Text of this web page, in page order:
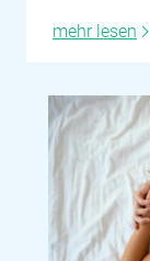
mehr lesen